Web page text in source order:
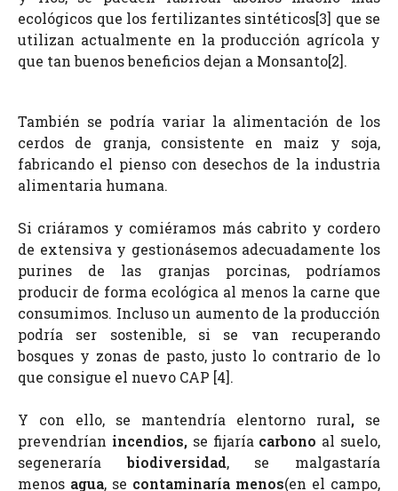
ecológicos que los fertilizantes sintéticos[3] que se
utilizan actualmente en la producción agrícola y
que tan buenos beneficios dejan a Monsanto[2].
También se podría variar la alimentación de los
cerdos de granja, consistente en maiz y soja,
fabricando el pienso con desechos de la industria
alimentaria humana.
Si criáramos y comiéramos más cabrito y cordero
de extensiva y gestionásemos adecuadamente los
purines de las granjas porcinas, podríamos
producir de forma ecológica al menos la carne que
consumimos. Incluso un aumento de la producción
podría ser sostenible, si se van recuperando
bosques y zonas de pasto, justo lo contrario de lo
que consigue el nuevo CAP [4].
Y con ello, se mantendría elentorno rural, se
prevendrían incendios, se fijaría carbono al suelo,
segeneraría biodiversidad, se malgastaría
menos agua, se contaminaría menos(en el campo,